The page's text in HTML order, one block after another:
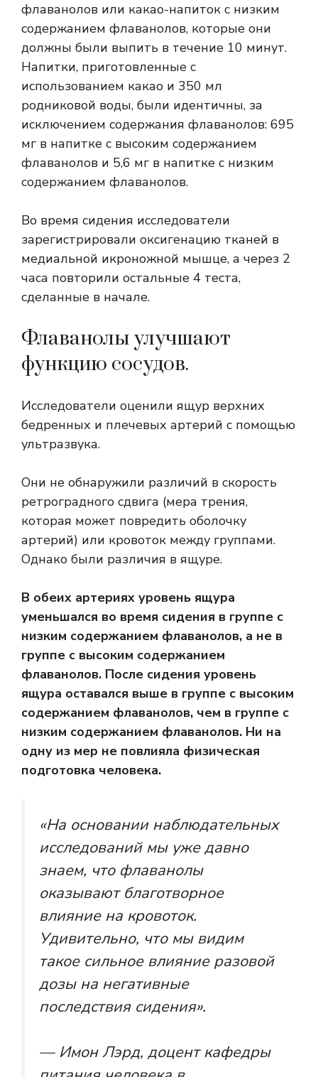
флаванолов или какао-напиток с низким
содержанием флаванолов, которые они
должны были выпить в течение 10 минут.
Напитки, приготовленные с
использованием какао и 350 мл
родниковой воды, были идентичны, за
исключением содержания флаванолов: 695
мг в напитке с высоким содержанием
флаванолов и 5,6 мг в напитке с низким
содержанием флаванолов.
Во время сидения исследователи
зарегистрировали оксигенацию тканей в
медиальной икроножной мышце, а через 2
часа повторили остальные 4 теста,
сделанные в начале.
Флаванолы улучшают
функцию сосудов.
Исследователи оценили ящур верхних
бедренных и плечевых артерий с помощью
ультразвука.
Они не обнаружили различий в скорость
ретроградного сдвига (мера трения,
которая может повредить оболочку
артерий) или кровоток между группами.
Однако были различия в ящуре.
В обеих артериях уровень ящура
уменьшался во время сидения в группе с
низким содержанием флаванолов, а не в
группе с высоким содержанием
флаванолов. После сидения уровень
ящура оставался выше в группе с высоким
содержанием флаванолов, чем в группе с
низким содержанием флаванолов. Ни на
одну из мер не повлияла физическая
подготовка человека.
«На основании наблюдательных
исследований мы уже давно
знаем, что флаванолы
оказывают благотворное
влияние на кровоток.
Удивительно, что мы видим
такое сильное влияние разовой
дозы на негативные
последствия сидения».
— Имон Лэрд, доцент кафедры